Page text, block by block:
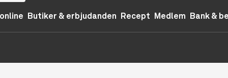
Butiker & erbjudanden Recept Medlem Bank &